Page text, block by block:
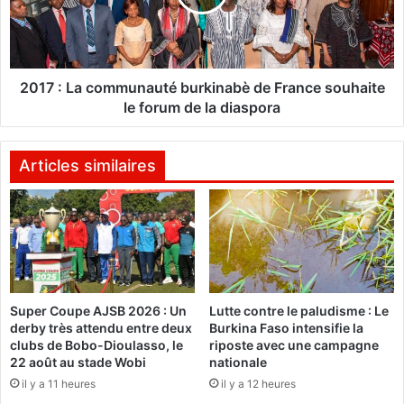
s
e
o
i
e
n
A
l
l
e
m
a
g
n
e
:
L
c
m
u
a
u
t
é
b
u
r
k
i
n
a
b
2017 : La communauté burkinabè de France souhaite
le forum de la diaspora
Articles similaires
Super Coupe AJSB 2026 : Un
derby très attendu entre deux
clubs de Bobo-Dioulasso, le
22 août au stade Wobi
il y a 11 heures
Lutte contre le paludisme : Le
Burkina Faso intensifie la
riposte avec une campagne
nationale
il y a 12 heures